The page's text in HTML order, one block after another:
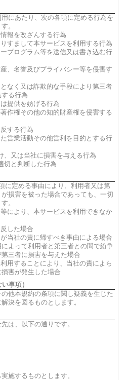
にあたり、次の各項に定める行為を
。
報を改ざんする行為
すまして本サービスを利用する行為
プログラム等を送信又は書き込む行
、名誉及びプライバシー等を侵害す
なく又は詐欺的な手段により第三者
る行為
提供を妨げる行為
作権その他の知的財産権を侵害する
する行為
営業活動その他営利を目的とする行
、又は当社に損害を与える行為
切と判断した行為
に定める事由により、利用者又は第
損害を被った場合であっても、一切
。
により、本サービスを利用できなか
した場合
当社の責に帰すべき事由による場合
よって利用者と第三者との間で紛争
三者に損害を与えた場合
用することにより、当社の責によら
害が発生した場合
事項）
他本規約の条項に関し疑義を生じた
決を図るものとします。
は、以下の通りです。
施するものとします。